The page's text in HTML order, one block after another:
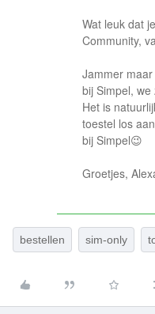
Wat leuk dat
Community,
Jammer
bij Simpel,
Het is
toestel los
bij Simpel😉
Groetjes,
bestellen sim-only